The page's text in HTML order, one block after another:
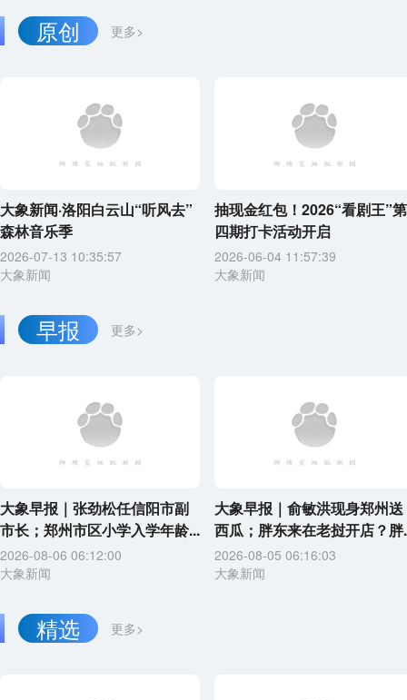
更多>
原创
大象新闻·洛阳白云山“听风去”
森林音乐季
2026-07-13 10:35:57
大象新闻
抽现金红包！2026“看剧王”第
四期打卡活动开启
2026-06-04 11:57:39
大象新闻
更多>
早报
大象早报｜张劲松任信阳市副
市长；郑州市区小学入学年龄...
2026-08-06 06:12:00
大象新闻
大象早报｜俞敏洪现身郑州送
西瓜；胖东来在老挝开店？胖
2026-08-05 06:16:03
大象新闻
更多>
精选